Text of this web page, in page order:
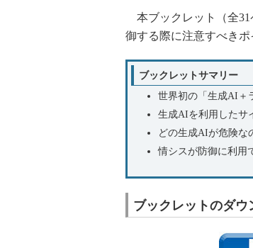
本ブックレット（全31
御する際に注意すべきポ
ブックレットサマリー
世界初の「生成AI＋
生成AIを利用したサ
どの生成AIが危険な
情シスが防御に利用
ブックレットのダウ